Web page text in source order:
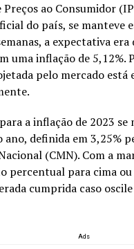
ao Consumidor
do país, se manteve
a expectativa era
uma inflação de 5,12%.
pelo mercado está
a inflação de 2023 se
ano, definida em 3,25%
(CMN). Com a
percentual para cima
cumprida caso
Ads